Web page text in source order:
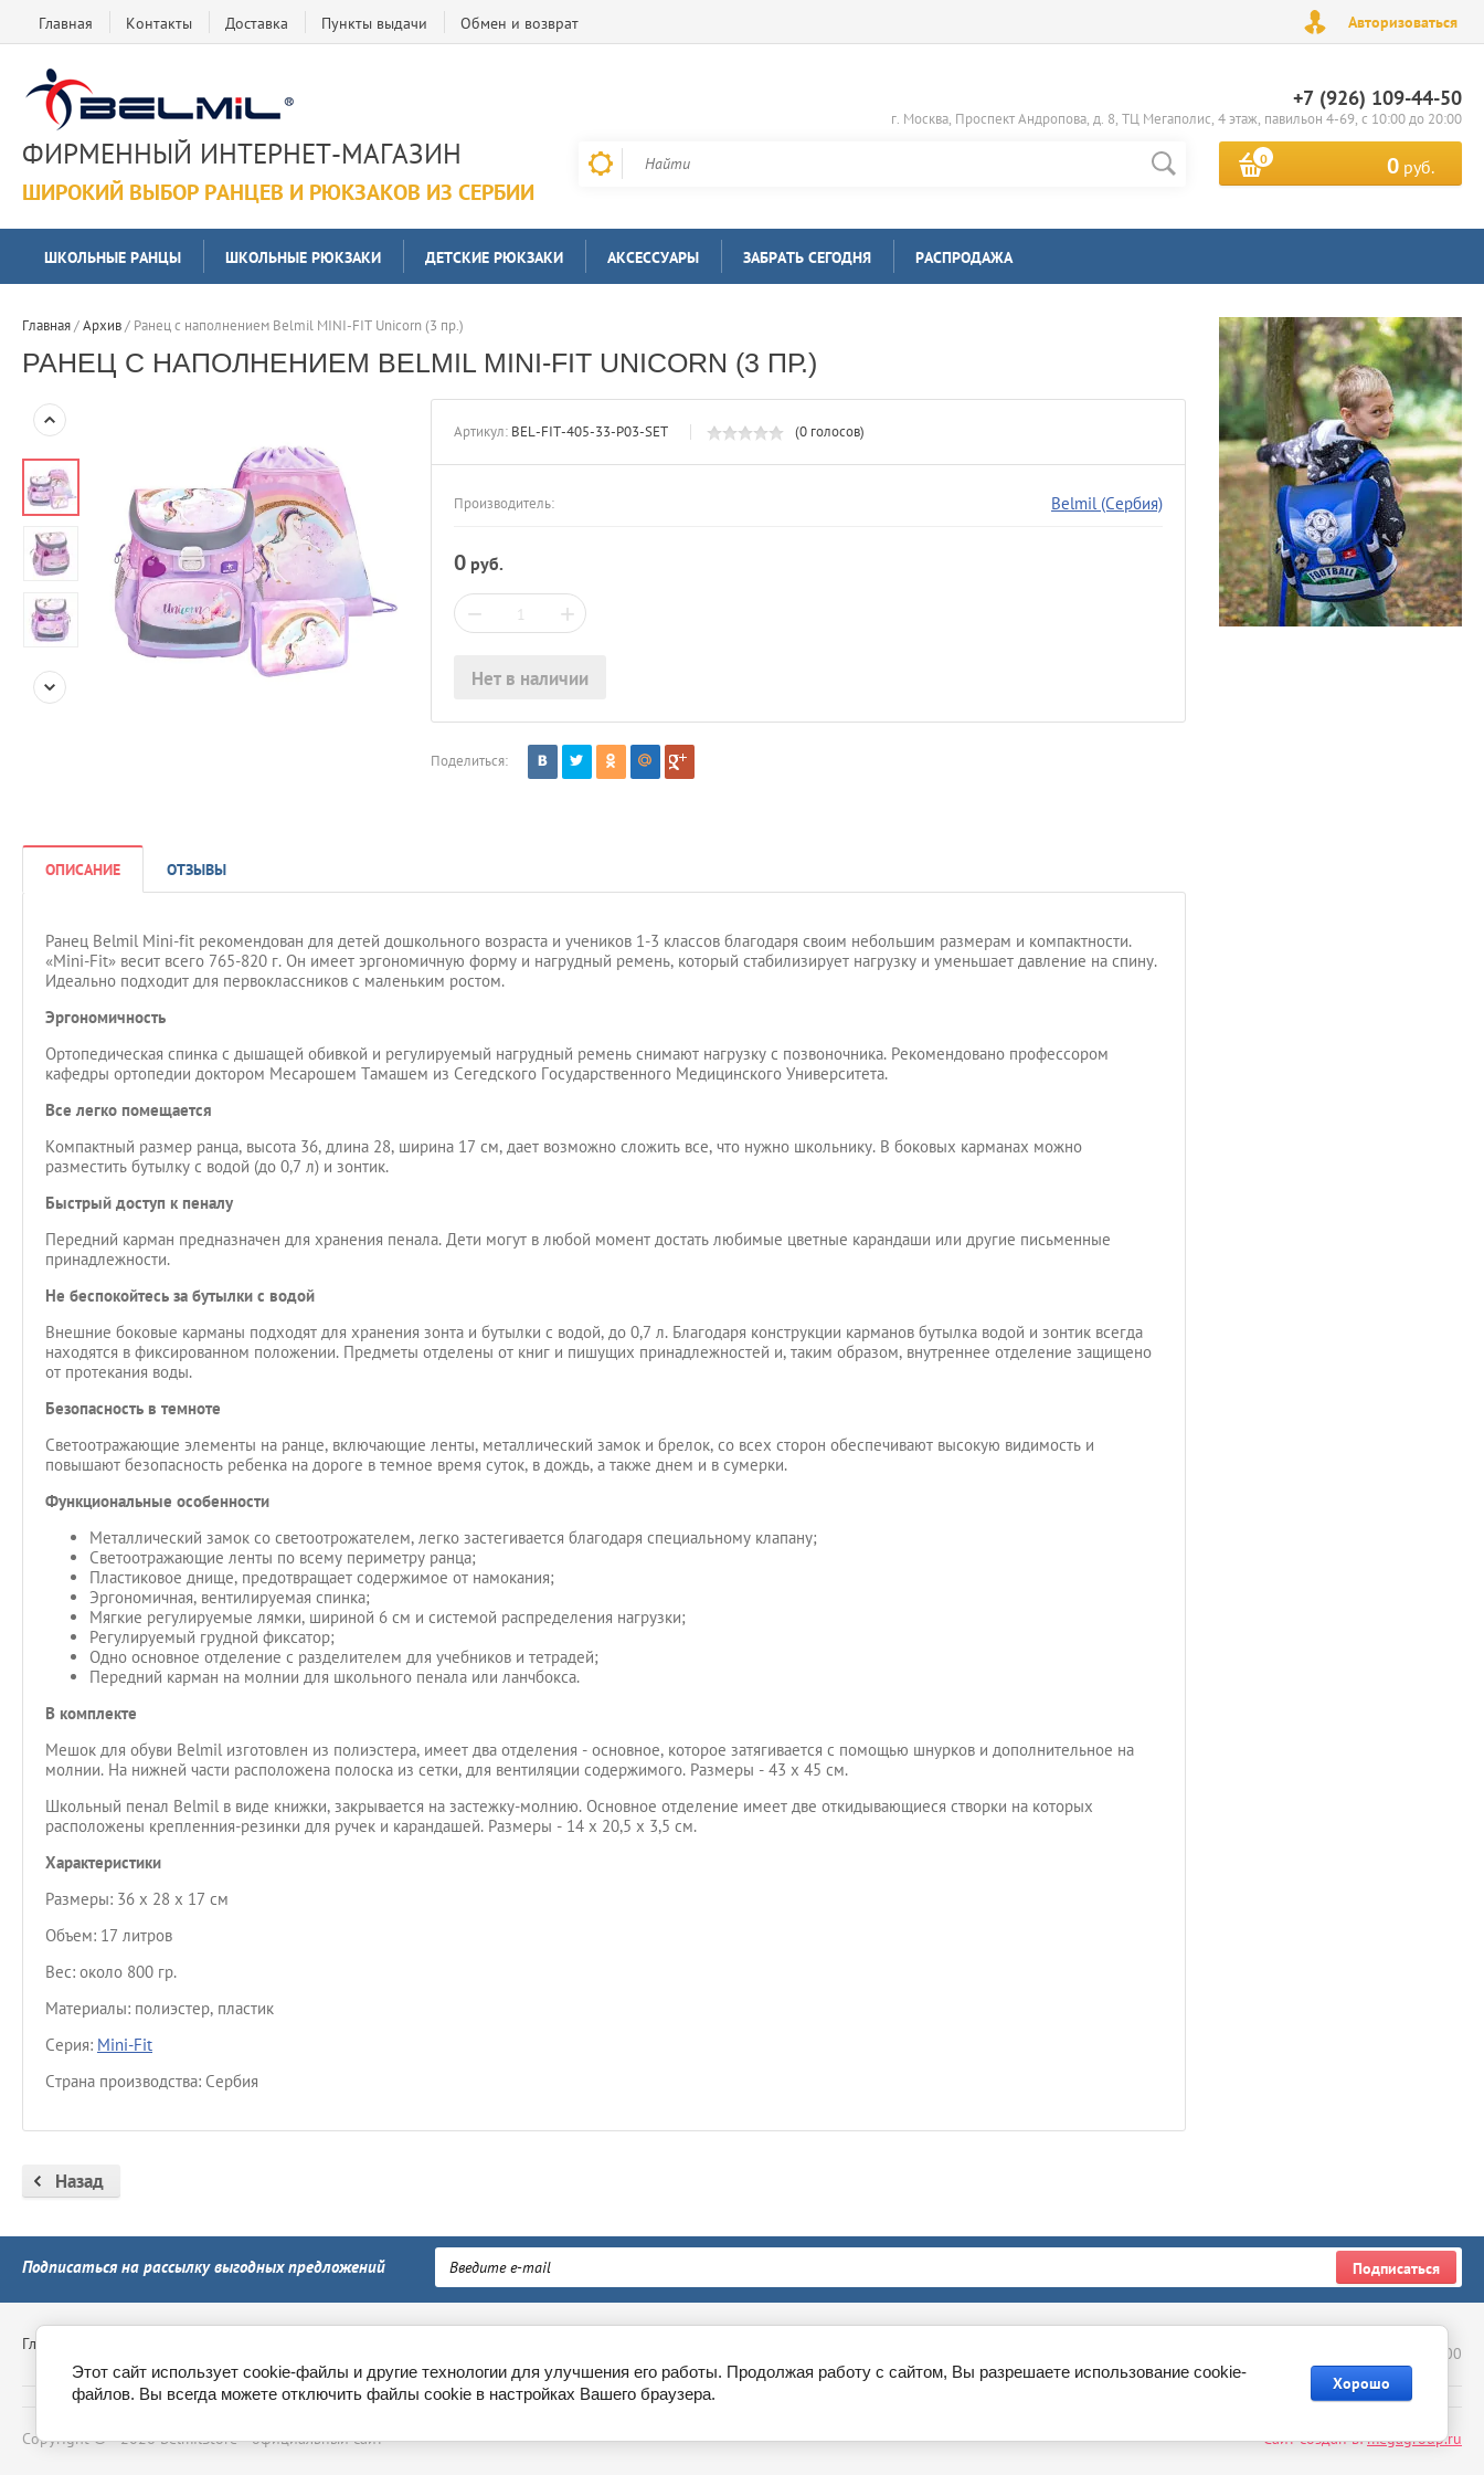
Главная Контакты Доставка Пункты выдачи Обмен и возврат Авторизоваться
ФИРМЕННЫЙ ИНТЕРНЕТ-МАГАЗИН
ШИРОКИЙ ВЫБОР РАНЦЕВ И РЮКЗАКОВ ИЗ СЕРБИИ
+7 (926) 109-44-50
г. Москва, Проспект Андропова, д. 8, ТЦ Мегаполис, 4 этаж, павильон 4-69, с 10:00 до 20:00
0 0 руб.
ШКОЛЬНЫЕ РАНЦЫ ШКОЛЬНЫЕ РЮКЗАКИ ДЕТСКИЕ РЮКЗАКИ АКСЕССУАРЫ ЗАБРАТЬ СЕГОДНЯ РАСПРОДАЖА
Главная / Архив / Ранец с наполнением Belmil MINI-FIT Unicorn (3 пр.)
РАНЕЦ С НАПОЛНЕНИЕМ BELMIL MINI-FIT UNICORN (3 ПР.)
Артикул: BEL-FIT-405-33-P03-SET (0 голосов)
Производитель: Belmil (Сербия)
0 руб.
− +
Нет в наличии
Поделиться:
ОПИСАНИЕ ОТЗЫВЫ
Ранец Belmil Mini-fit рекомендован для детей дошкольного возраста и учеников 1-3 классов благодаря своим небольшим размерам и компактности.
«Mini-Fit» весит всего 765-820 г. Он имеет эргономичную форму и нагрудный ремень, который стабилизирует нагрузку и уменьшает давление на спину.
Идеально подходит для первоклассников с маленьким ростом.
Эргономичность
Ортопедическая спинка с дышащей обивкой и регулируемый нагрудный ремень снимают нагрузку с позвоночника. Рекомендовано профессором
кафедры ортопедии доктором Месарошем Тамашем из Сегедского Государственного Медицинского Университета.
Все легко помещается
Компактный размер ранца, высота 36, длина 28, ширина 17 см, дает возможно сложить все, что нужно школьнику. В боковых карманах можно
разместить бутылку с водой (до 0,7 л) и зонтик.
Быстрый доступ к пеналу
Передний карман предназначен для хранения пенала. Дети могут в любой момент достать любимые цветные карандаши или другие письменные
принадлежности.
Не беспокойтесь за бутылки с водой
Внешние боковые карманы подходят для хранения зонта и бутылки с водой, до 0,7 л. Благодаря конструкции карманов бутылка водой и зонтик всегда
находятся в фиксированном положении. Предметы отделены от книг и пишущих принадлежностей и, таким образом, внутреннее отделение защищено
от протекания воды.
Безопасность в темноте
Светоотражающие элементы на ранце, включающие ленты, металлический замок и брелок, со всех сторон обеспечивают высокую видимость и
повышают безопасность ребенка на дороге в темное время суток, в дождь, а также днем и в сумерки.
Функциональные особенности
Металлический замок со светоотрожателем, легко застегивается благодаря специальному клапану;
Светоотражающие ленты по всему периметру ранца;
Пластиковое днище, предотвращает содержимое от намокания;
Эргономичная, вентилируемая спинка;
Мягкие регулируемые лямки, шириной 6 см и системой распределения нагрузки;
Регулируемый грудной фиксатор;
Одно основное отделение с разделителем для учебников и тетрадей;
Передний карман на молнии для школьного пенала или ланчбокса.
В комплекте
Мешок для обуви Belmil изготовлен из полиэстера, имеет два отделения - основное, которое затягивается с помощью шнурков и дополнительное на
молнии. На нижней части расположена полоска из сетки, для вентиляции содержимого. Размеры - 43 x 45 см.
Школьный пенал Belmil в виде книжки, закрывается на застежку-молнию. Основное отделение имеет две откидывающиеся створки на которых
расположены крепленния-резинки для ручек и карандашей. Размеры - 14 x 20,5 x 3,5 см.
Характеристики
Размеры: 36 x 28 x 17 см
Объем: 17 литров
Вес: около 800 гр.
Материалы: полиэстер, пластик
Серия: Mini-Fit
Страна производства: Сербия
Назад
Подписаться на рассылку выгодных предложений Подписаться
Главная +7 (926) 109-44-50
г. Москва, Проспект Андропова, д. 8, ТЦ Мегаполис, 4 этаж, павильон 4-69, с 10:00 до 20:00
Copyright © - 2026 BelmilStore - официальный сайт Сайт создан в:megagroup.ru
Этот сайт использует cookie-файлы и другие технологии для улучшения его работы. Продолжая работу с сайтом, Вы разрешаете использование cookie-
файлов. Вы всегда можете отключить файлы cookie в настройках Вашего браузера.
Хорошо